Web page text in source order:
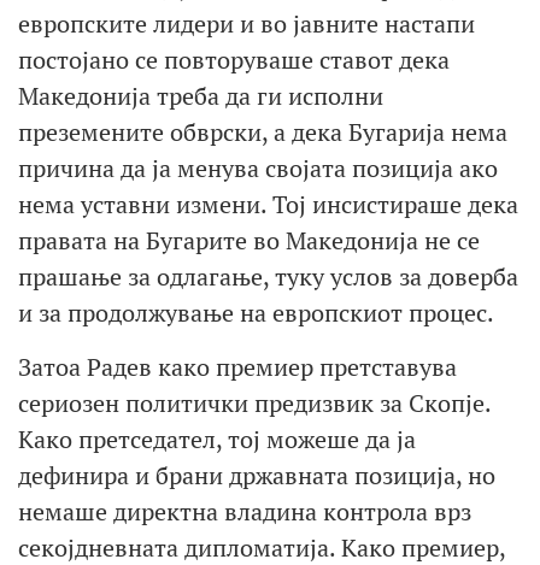
европските лидери и во јавните настапи
постојано се повторуваше ставот дека
Македонија треба да ги исполни
преземените обврски, а дека Бугарија нема
причина да ја менува својата позиција ако
нема уставни измени. Тој инсистираше дека
правата на Бугарите во Македонија не се
прашање за одлагање, туку услов за доверба
и за продолжување на европскиот процес.
Затоа Радев како премиер претставува
сериозен политички предизвик за Скопје.
Како претседател, тој можеше да ја
дефинира и брани државната позиција, но
немаше директна владина контрола врз
секојдневната дипломатија. Како премиер,